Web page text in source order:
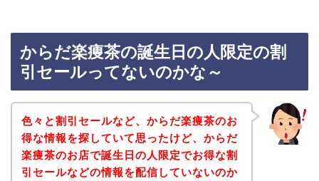
からだ楽痩茶の誕生日の人限定の割
引セールってないのかな～
色々と割引セールなど、からだ楽痩茶のお
得な情報を探していて思ったけど、からだ
楽痩茶のお店で誕生日の人限定でお得な割
引セールなどの情報を配信していないのか